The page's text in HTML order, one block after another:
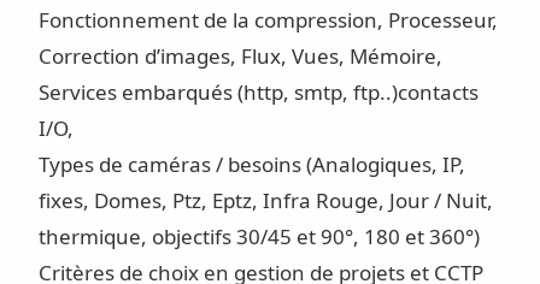
Fonctionnement de la compression, Processeur,
Correction d’images, Flux, Vues, Mémoire,
Services embarqués (http, smtp, ftp..)contacts
I/O,
Types de caméras / besoins (Analogiques, IP,
fixes, Domes, Ptz, Eptz, Infra Rouge, Jour / Nuit,
thermique, objectifs 30/45 et 90°, 180 et 360°)
Critères de choix en gestion de projets et CCTP